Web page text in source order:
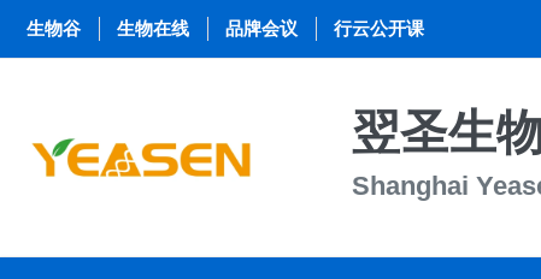
生物谷 生物在线 品牌会议 行云公开课
翌圣生
Shanghai